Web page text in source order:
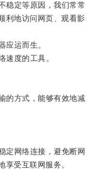
定等原因，我们常常
利地访问网页、观看影
运而生。
度的工具。
方式，能够有效地减
网络连接，避免断网
享受互联网服务。